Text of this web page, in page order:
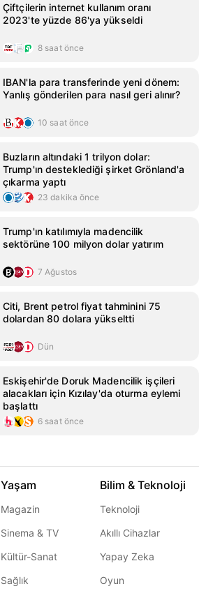
Çiftçilerin internet kullanım oranı
2023'te yüzde 86'ya yükseldi
8 saat önce
IBAN'la para transferinde yeni dönem:
Yanlış gönderilen para nasıl geri alınır?
10 saat önce
Buzların altındaki 1 trilyon dolar:
Trump'ın desteklediği şirket Grönland'a
çıkarma yaptı
23 dakika önce
Trump'ın katılımıyla madencilik
sektörüne 100 milyon dolar yatırım
7 Ağustos
Citi, Brent petrol fiyat tahminini 75
dolardan 80 dolara yükseltti
Dün
Eskişehir'de Doruk Madencilik işçileri
alacakları için Kızılay'da oturma eylemi
başlattı
6 saat önce
Yaşam
Magazin
Sinema & TV
Kültür-Sanat
Sağlık
Bilim & Teknoloji
Teknoloji
Akıllı Cihazlar
Yapay Zeka
Oyun